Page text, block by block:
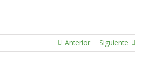
Anterior Siguiente